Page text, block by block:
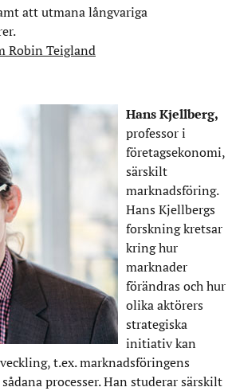
att utmana långvariga
Robin Teigland
Hans Kjellberg,
professor i
företagsekonomi,
särskilt
marknadsföring.
Hans Kjellbergs
forskning kretsar
kring hur
marknader
förändras och hur
olika aktörers
strategiska
initiativ kan
t.ex. marknadsföringens
processer. Han studerar särskilt